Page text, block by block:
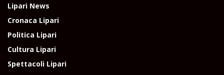
Lipari News
Cronaca Lipari
Politica Lipari
Cultura Lipari
Spettacoli Lipari